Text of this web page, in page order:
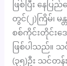
ဖြစ်ပြီး နေပ
တွင်(၂)ကြိမ်၊ မ
စစ်ကိုင်းတိုင်းဒ
ဖြစ်ပါသည်။
(၃၅)ဦး သင်တန်